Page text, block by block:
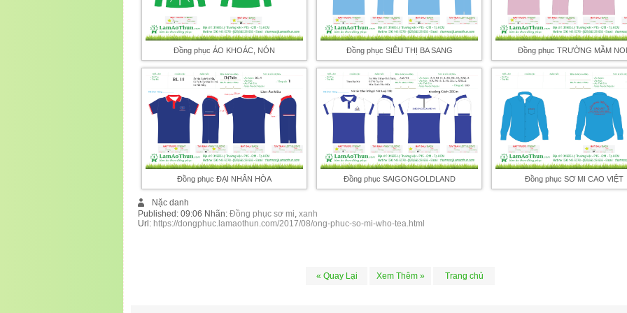
Đồng phục ÁO KHOÁC, NÓN Đồng phục SIÊU THỊ BA SANG Đồng phục TRƯỜNG MẦM
Đồng phục ĐẠI NHÂN HÒA Đồng phục SAIGONGOLDLAND Đồng phục SƠ MI CAO VIỆT
Nặc danh
Published: 09:06 Nhãn: Đồng phục sơ mi xanh
Url: https://dongphuc.lamaothun.com/2017/08/ong-phuc-so-mi-who-tea.html
« Quay Lại Xem Thêm » Trang chủ